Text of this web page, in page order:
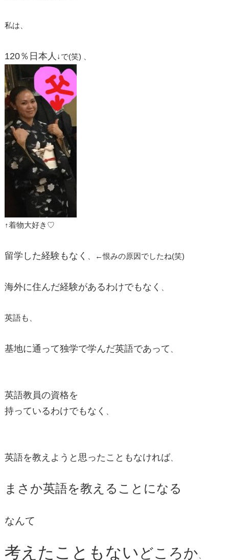
私は、
120％日本人 ↓で(笑) 、
↑着物大好き♡
留学した経験もなく 、←恨みの原因でしたね(笑)
海外に住んだ経験があるわけでもなく
英語も
基地に通って独学で学んだ英語であって
英語教員の資格を
持っているわけでもなく
英語を教えようと思ったこともなければ
まさか英語を教えることになる
なんて
考えたこともないどころか